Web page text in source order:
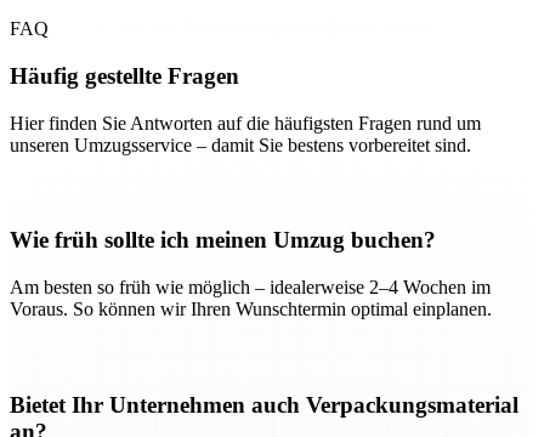
FAQ
Häufig gestellte Fragen
Hier finden Sie Antworten auf die häufigsten Fragen rund um
unseren Umzugsservice – damit Sie bestens vorbereitet sind.
Wie früh sollte ich meinen Umzug buchen?
Am besten so früh wie möglich – idealerweise 2–4 Wochen im
Voraus. So können wir Ihren Wunschtermin optimal einplanen.
Bietet Ihr Unternehmen auch Verpackungsmaterial
an?